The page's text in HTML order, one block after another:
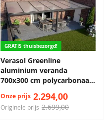
GRATIS thuisbezorgd!
Verasol Greenline
aluminium veranda
700x300 cm polycarbonaat
Originele prijs 2.699,00
Onze prijs 2.294,00